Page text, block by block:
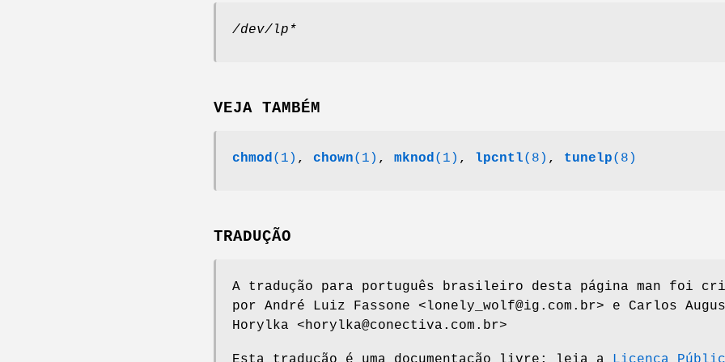
/dev/lp*
VEJA TAMBÉM
chmod(1) , chown(1) , mknod(1) , lpcntl(8) , tunelp(8)
TRADUÇÃO
A tradução para português brasileiro desta página man foi
por André Luiz Fassone <lonely_wolf@ig.com.br> e Carlos
Horylka <horylka@conectiva.com.br>